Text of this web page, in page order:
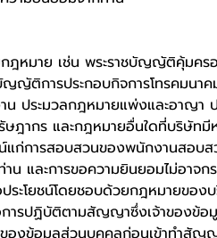
หมาย เช่น พระราชบัญญัติคุ้มคร
ญญัติการประกอบกิจการโทรคมน
น ประมวลกฎหมายแพ่งและอาญา
ษฎากร และกฎหมายอื่นใดที่บริษัท
แก่การสอบสวนของพนักงานสอ
และการขอความยินยอมไม่อาจกร
ะโยชน์โดยชอบด้วยกฎหมายขอ
รปฏิบัติตามสัญญาซึ่งเจ้าของข้อ
ของข้อมูลส่วนบุคคลก่อนเข้าทำสัญ